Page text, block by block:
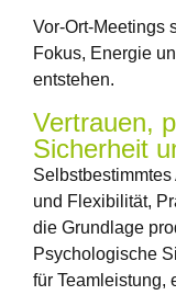
Vor-Ort-Meetings
Fokus, Energie
entstehen.
Vertrauen,
Sicherheit
und Flexibilität,
die Grundlage
Psychologische
für Teamleistung,